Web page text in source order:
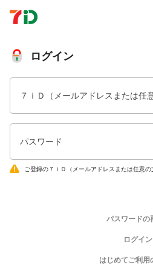
ログイン
７ｉＤ（メールアドレスまたは任
パスワード
ご登録の７ｉＤ（メールアドレスまたは任意の
パスワードの
ログイ
はじめてご利用